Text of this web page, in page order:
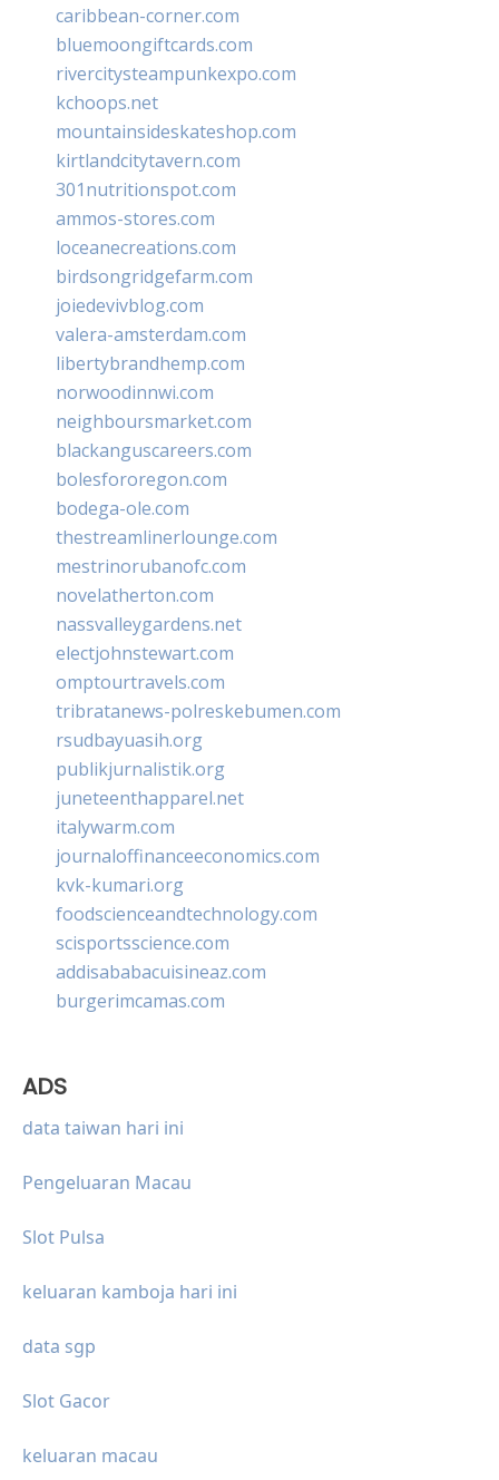
caribbean-corner.com
bluemoongiftcards.com
rivercitysteampunkexpo.com
kchoops.net
mountainsideskateshop.com
kirtlandcitytavern.com
301nutritionspot.com
ammos-stores.com
loceanecreations.com
birdsongridgefarm.com
joiedevivblog.com
valera-amsterdam.com
libertybrandhemp.com
norwoodinnwi.com
neighboursmarket.com
blackanguscareers.com
bolesfororegon.com
bodega-ole.com
thestreamlinerlounge.com
mestrinorubanofc.com
novelatherton.com
nassvalleygardens.net
electjohnstewart.com
omptourtravels.com
tribratanews-polreskebumen.com
rsudbayuasih.org
publikjurnalistik.org
juneteenthapparel.net
italywarm.com
journaloffinanceeconomics.com
kvk-kumari.org
foodscienceandtechnology.com
scisportsscience.com
addisababacuisineaz.com
burgerimcamas.com
ADS
data taiwan hari ini
Pengeluaran Macau
Slot Pulsa
keluaran kamboja hari ini
data sgp
Slot Gacor
keluaran macau